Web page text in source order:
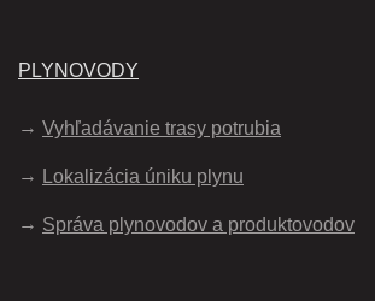
PLYNOVODY
Vyhľadávanie trasy potrubia
Lokalizácia úniku plynu
Správa plynovodov a produktovodov